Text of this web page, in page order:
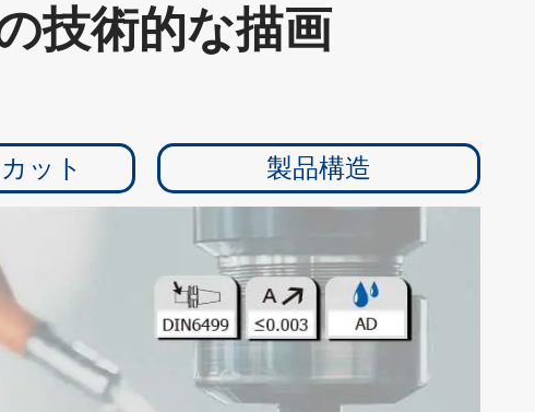
の技術的な描画
ット 製品構造